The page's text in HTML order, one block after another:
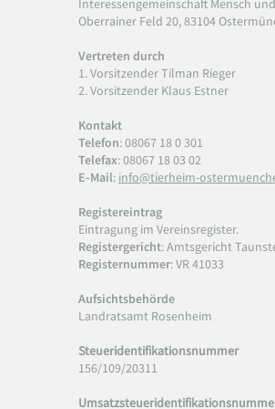
Interessengemeinschaft Mensch
Oberrainer Feld 20, 83104
Vertreten durch
1. Vorsitzender Tilman Rieger
2. Vorsitzender Klaus Estner
Kontakt
Telefon: 08067 18 0 301
Telefax: 08067 18 03 02
E-Mail: info@tierheim-
Registereintrag
Eintragung im Vereinsregister.
Registergericht: Amtsgericht
Registernummer: VR 41033
Aufsichtsbehörde
Landratsamt Rosenheim
Steueridentifikationsnummer
156/109/20311